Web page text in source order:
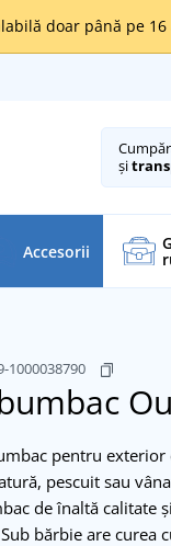
doar până pe 16
și
Accesorii
1000038790
pentru
pescuit sau
de înaltă calitate
bărbie are